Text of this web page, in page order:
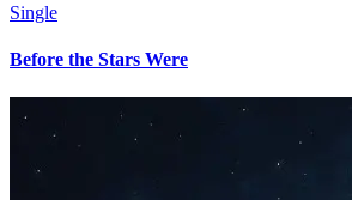
Single
Before the Stars Were